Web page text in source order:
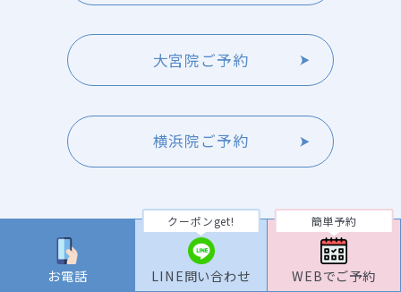
お電話
クーポンget!
LINE問い合わせ
簡単予約
WEBでご予約
大宮院ご予約
横浜院ご予約
TOP
料金